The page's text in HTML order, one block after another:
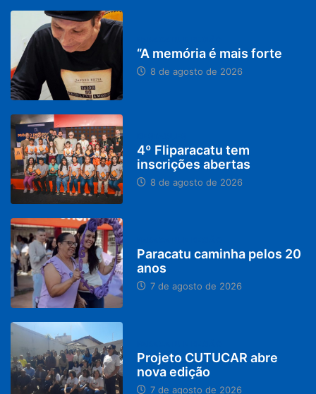
“A memória é mais forte
8 de agosto de 2026
4º Fliparacatu tem
inscrições abertas
8 de agosto de 2026
Paracatu caminha pelos 20
anos
7 de agosto de 2026
Projeto CUTUCAR abre
nova edição
7 de agosto de 2026